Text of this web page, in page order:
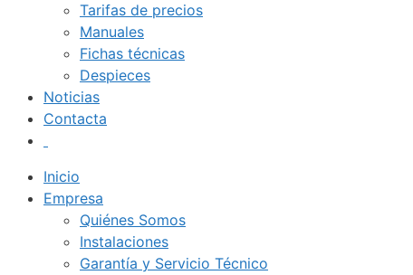
Tarifas de precios
Manuales
Fichas técnicas
Despieces
Noticias
Contacta
Inicio
Empresa
Quiénes Somos
Instalaciones
Garantía y Servicio Técnico